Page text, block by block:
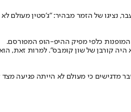
נציגו של הזמר מבהיר: "ג'סטין מעולם
כלפי מפיק ההיפ-הופ המפורסם.
קורבן של שון קומבס". למרות זאת,
מדגישים כי מעולם לא הייתה פגיעה מצד